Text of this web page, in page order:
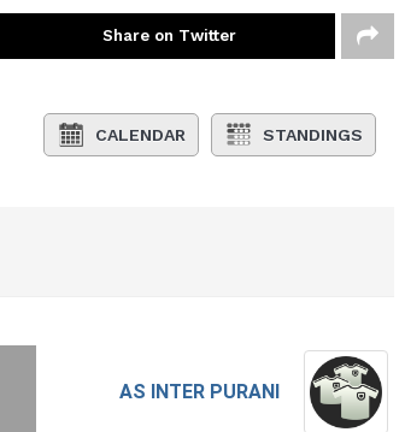
Share on Twitter
CALENDAR STANDINGS
AS INTER PURANI